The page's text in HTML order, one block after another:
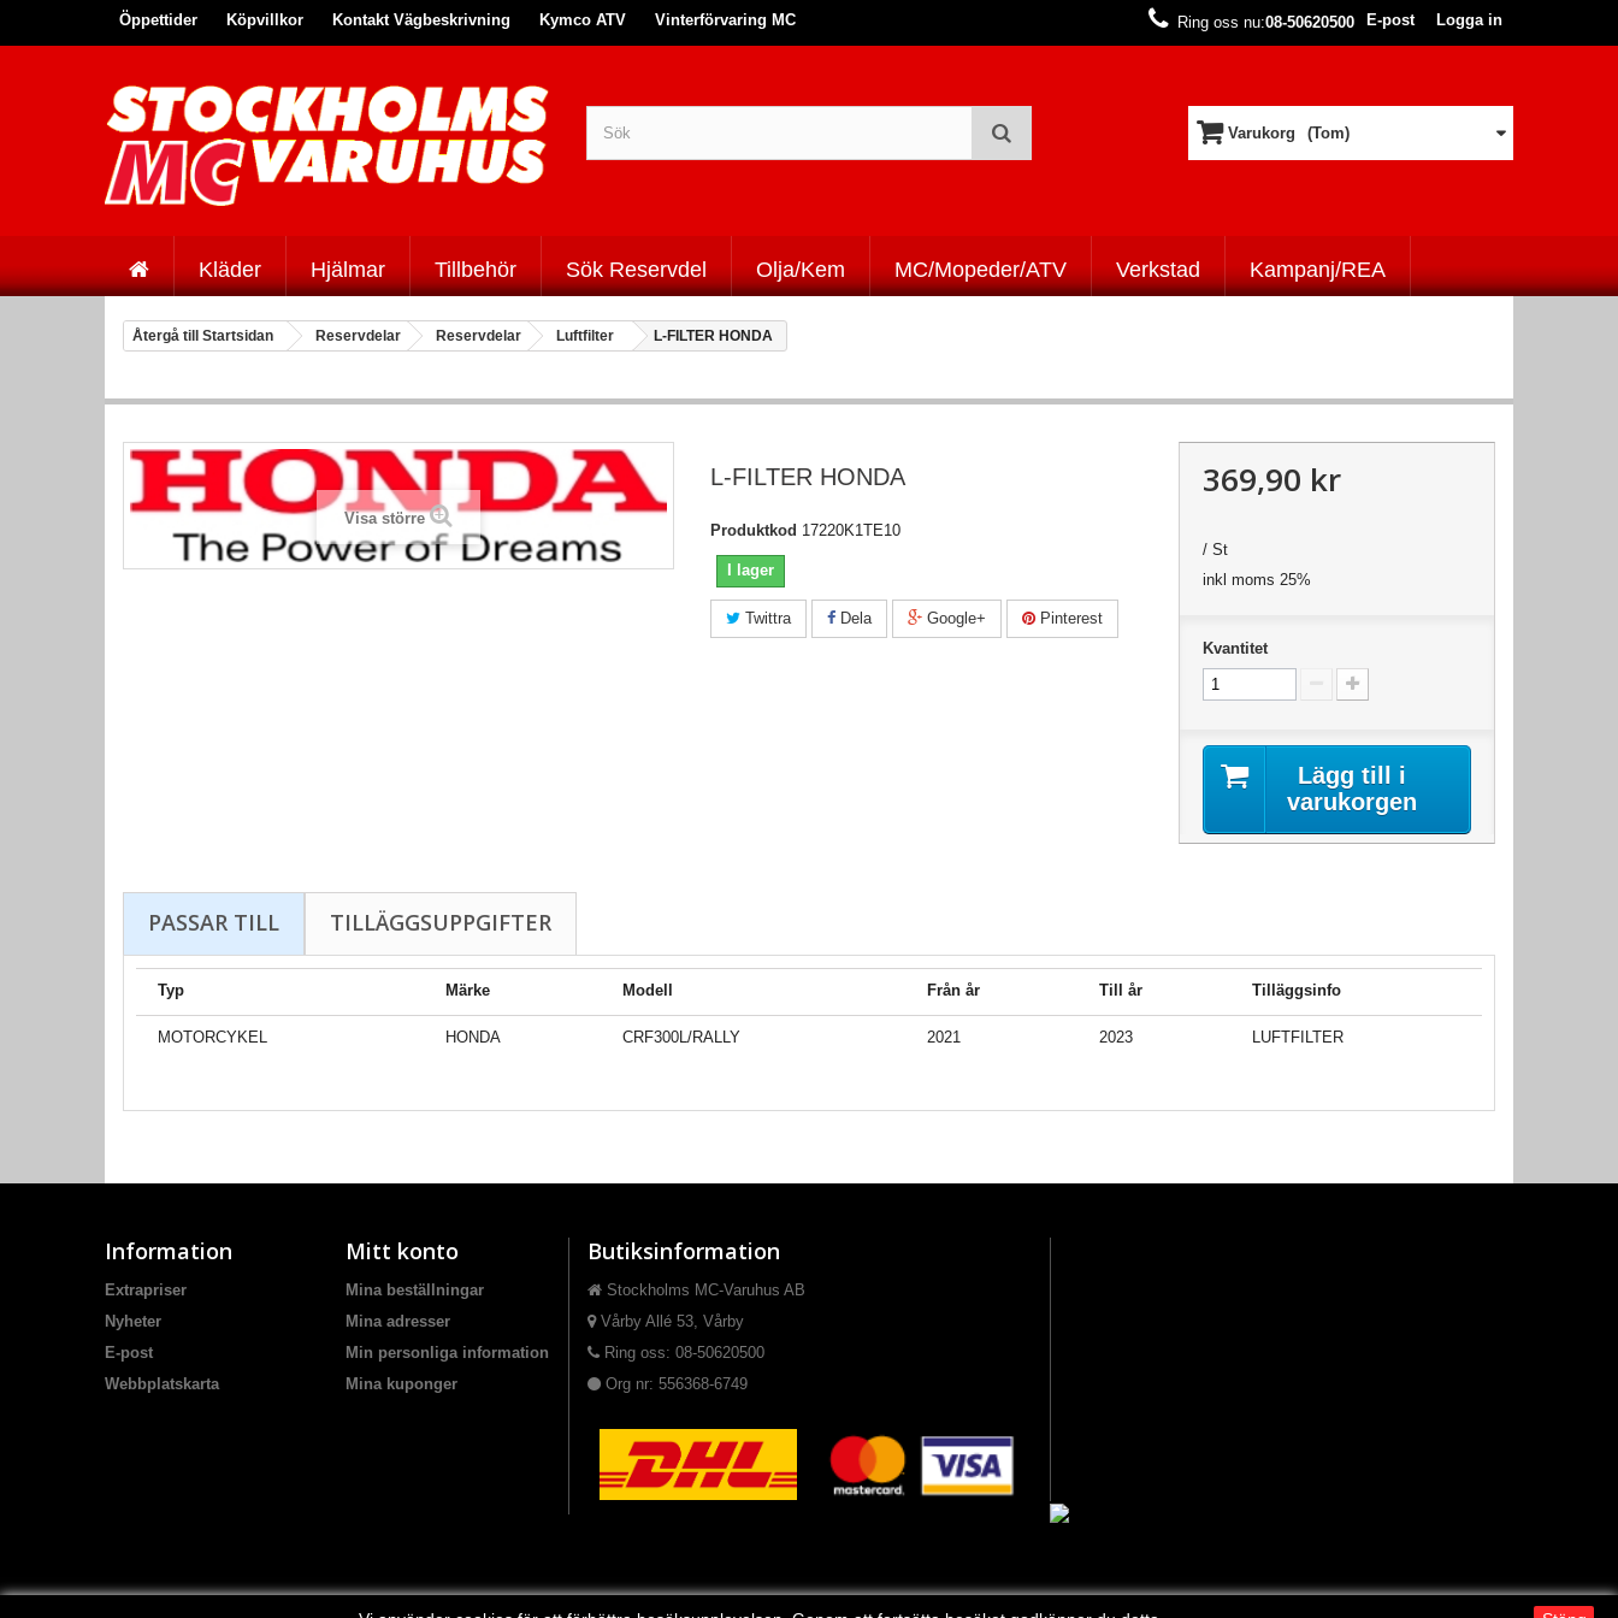
Öppettider Köpvillkor Kontakt Vägbeskrivning Kymco ATV Vinterförvaring MC Logga in
E-post
Ring oss nu:08-50620500
Varukorg (Tom)
Kläder Hjälmar Tillbehör Sök Reservdel Olja/Kem MC/Mopeder/ATV Verkstad Kampanj/REA
Återgå till Startsidan Reservdelar Reservdelar Luftfilter L-FILTER HONDA
Visa större
L-FILTER HONDA
Produktkod 17220K1TE10
I lager
Twittra Dela Google+ Pinterest
369,90 kr
/ St
inkl moms 25%
Kvantitet
Lägg till i
varukorgen
PASSAR TILL TILLÄGGSUPPGIFTER
Typ Märke Modell Från år Till år Tilläggsinfo
MOTORCYKEL HONDA CRF300L/RALLY 2021 2023 LUFTFILTER
Information
Extrapriser
Nyheter
E-post
Webbplatskarta
Mitt konto
Mina beställningar
Mina adresser
Min personliga information
Mina kuponger
Butiksinformation
Stockholms MC-Varuhus AB
Vårby Allé 53, Vårby
Ring oss: 08-50620500
Org nr: 556368-6749